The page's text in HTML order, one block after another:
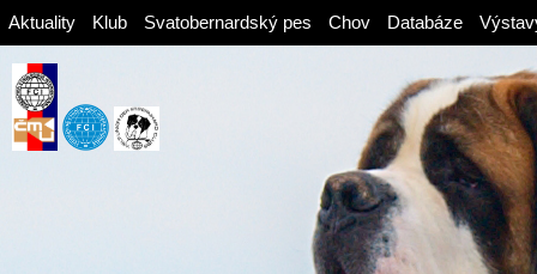
Aktuality Klub Svatobernardský pes Chov Databáze